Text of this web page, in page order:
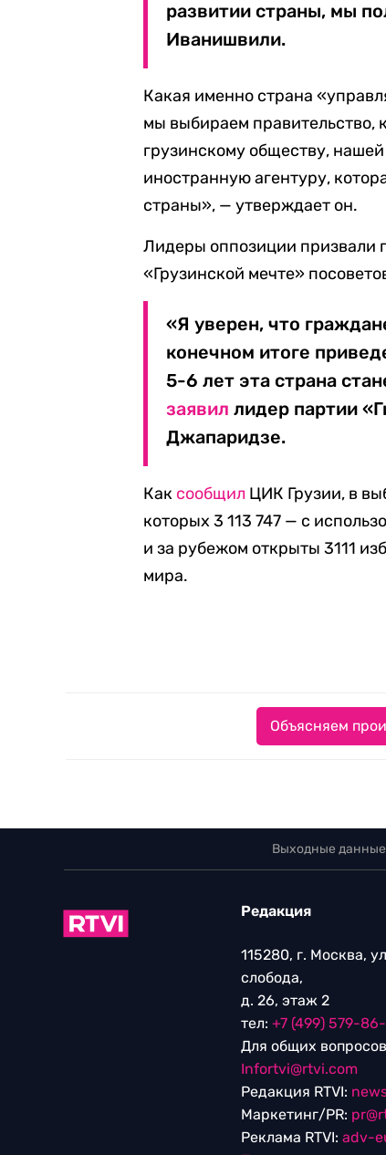
развитии страны, мы
Иванишвили.
Какая именно страна
мы выбираем правительство,
грузинскому обществу,
иностранную агентуру,
страны», — утверждает он.
Лидеры оппозиции призвали
«Грузинской мечте»
«Я уверен, что
конечном итоге
5-6 лет эта страна
заявил лидер партии
Джапаридзе.
Как сообщил ЦИК Грузии, в
которых 3 113 747 — с
и за рубежом открыты 3111
мира.
Объясняем
Выходные
Редакция
115280, г. Москва,
слобода,
д. 26, этаж 2
тел: +7 (499) 579-
Для общих
Infortvi@rtvi.com
Редакция RTVI:
Маркетинг/PR:
Реклама RTVI: adv-